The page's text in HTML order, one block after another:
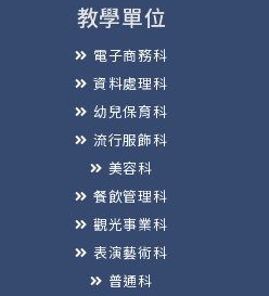
教學單位
電子商務科
資料處理科
幼兒保育科
流行服飾科
美容科
餐飲管理科
觀光事業科
表演藝術科
普通科